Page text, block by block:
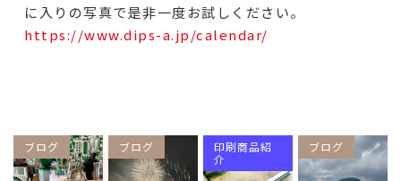
に入りの写真で是非一度お試しください。
https://www.dips-a.jp/calendar/
ブログ ブログ
印刷商品紹
介
ブログ